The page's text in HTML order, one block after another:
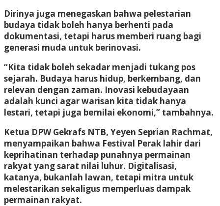
Dirinya juga menegaskan bahwa pelestarian
budaya tidak boleh hanya berhenti pada
dokumentasi, tetapi harus memberi ruang bagi
generasi muda untuk berinovasi.
“Kita tidak boleh sekadar menjadi tukang pos
sejarah. Budaya harus hidup, berkembang, dan
relevan dengan zaman. Inovasi kebudayaan
adalah kunci agar warisan kita tidak hanya
lestari, tetapi juga bernilai ekonomi,” tambahnya.
Ketua DPW Gekrafs NTB, Yeyen Seprian Rachmat,
menyampaikan bahwa Festival Perak lahir dari
keprihatinan terhadap punahnya permainan
rakyat yang sarat nilai luhur. Digitalisasi,
katanya, bukanlah lawan, tetapi mitra untuk
melestarikan sekaligus memperluas dampak
permainan rakyat.